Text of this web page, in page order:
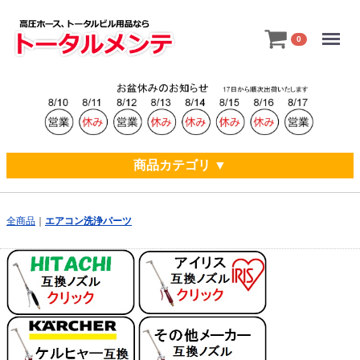
0
商品カテゴリ ▼
全商品 エアコン洗浄パーツ